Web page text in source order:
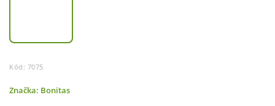
Kód: 7075
Značka: Bonitas